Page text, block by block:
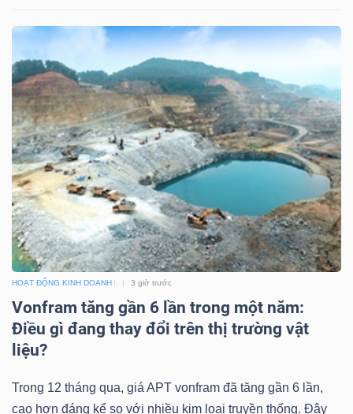
HOẠT ĐỘNG KINH DOANH 3 giờ trước
Vonfram tăng gần 6 lần trong một năm:
Điều gì đang thay đổi trên thị trường vật
liệu?
Trong 12 tháng qua, giá APT vonfram đã tăng gần 6 lần,
cao hơn đáng kể so với nhiều kim loại truyền thống. Đây
Bài
viết
của
tác
giả
(-)
Báo
cáo
phân
tích
(-)
Thuật
ngữ